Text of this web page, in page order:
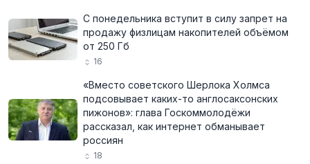
С понедельника вступит в силу запрет на
продажу физлицам накопителей объёмом
от 250 Гб
16
«Вместо советского Шерлока Холмса
подсовывает каких-то англосаксонских
пижонов»: глава Госкоммолодёжи
рассказал, как интернет обманывает
россиян
18